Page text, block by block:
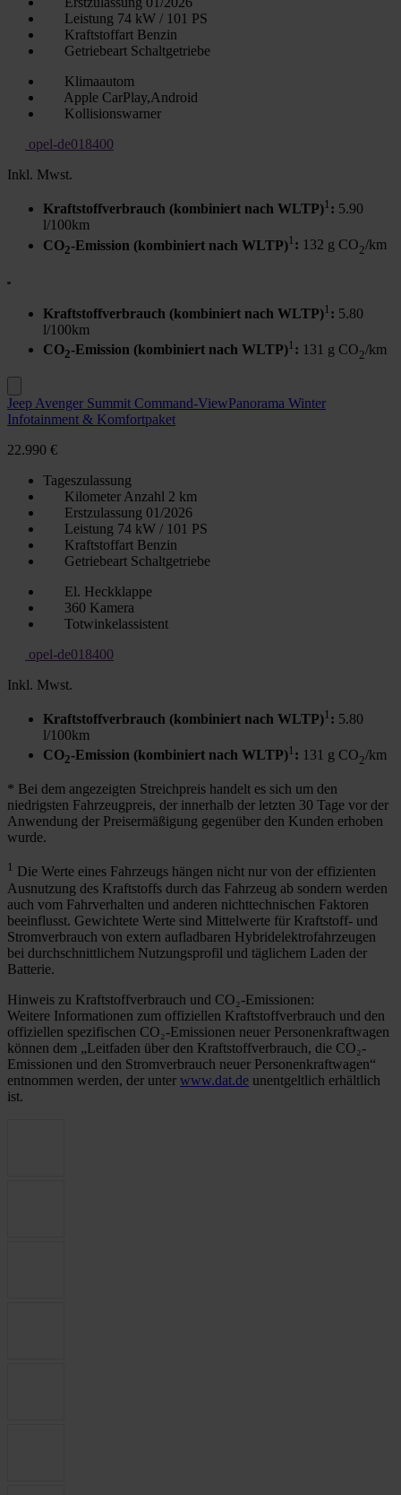
Leistung 74 kW / 101 PS
Kraftstoffart Benzin
Getriebeart Schaltgetriebe
Klimaautom
Apple CarPlay,Android
Kollisionswarner
opel-de018400
Inkl. Mwst.
Kraftstoffverbrauch (kombiniert nach WLTP)1 : 5.90
l/100km
CO2-Emission (kombiniert nach WLTP)1 : 132 g CO2/km
Kraftstoffverbrauch (kombiniert nach WLTP)1 : 5.80
l/100km
CO2-Emission (kombiniert nach WLTP)1 : 131 g CO2/km
Jeep Avenger Summit Command-ViewPanorama Winter
Infotainment & Komfortpaket
22.990 €
Tageszulassung
Kilometer Anzahl 2 km
Erstzulassung 01/2026
Leistung 74 kW / 101 PS
Kraftstoffart Benzin
Getriebeart Schaltgetriebe
El. Heckklappe
360 Kamera
Totwinkelassistent
opel-de018400
Inkl. Mwst.
Kraftstoffverbrauch (kombiniert nach WLTP)1 : 5.80
l/100km
CO2-Emission (kombiniert nach WLTP)1 : 131 g CO2/km
* Bei dem angezeigten Streichpreis handelt es sich um den
niedrigsten Fahrzeugpreis, der innerhalb der letzten 30 Tage vor der
Anwendung der Preisermäßigung gegenüber den Kunden erhoben
wurde.
1 Die Werte eines Fahrzeugs hängen nicht nur von der effizienten
Ausnutzung des Kraftstoffs durch das Fahrzeug ab sondern werden
auch vom Fahrverhalten und anderen nichttechnischen Faktoren
beeinflusst. Gewichtete Werte sind Mittelwerte für Kraftstoff- und
Stromverbrauch von extern aufladbaren Hybridelektrofahrzeugen
bei durchschnittlichem Nutzungsprofil und täglichem Laden der
Batterie.
Hinweis zu Kraftstoffverbrauch und CO₂-Emissionen:
Weitere Informationen zum offiziellen Kraftstoffverbrauch und den
offiziellen spezifischen CO₂-Emissionen neuer Personenkraftwagen
können dem „Leitfaden über den Kraftstoffverbrauch, die CO₂-
Emissionen und den Stromverbrauch neuer Personenkraftwagen“
entnommen werden, der unter www.dat.de unentgeltlich erhältlich
ist.